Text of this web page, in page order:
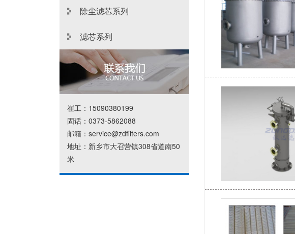
除尘滤芯系列
滤芯系列
崔工：15090380199
固话：0373-5862088
邮箱：service@zdfilters.com
地址：新乡市大召营镇308省道南50
米